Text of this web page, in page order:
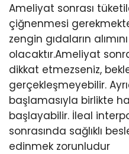
Ameliyat sonrası
çiğnenmesi
zengin gıdaların
olacaktır.Ameliyat
dikkat etmezseniz,
gerçekleşmeyebilir.
başlamasıyla birlikte
başlayabilir. İleal
sonrasında sağlıklı
edinmek zorunludur